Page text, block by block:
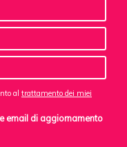
al trattamento dei miei
email di aggiornamento